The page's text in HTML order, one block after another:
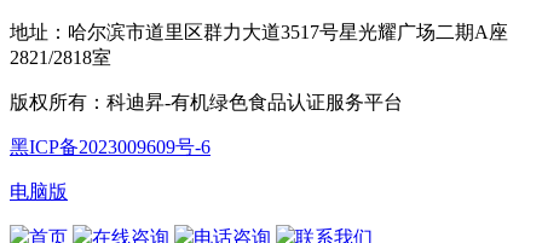
地址：哈尔滨市道里区群力大道3517号星光耀广场二期A座
2821/2818室
版权所有：科迪昇-有机绿色食品认证服务平台
黑ICP备2023009609号-6
电脑版
首页 在线咨询 电话咨询 联系我们